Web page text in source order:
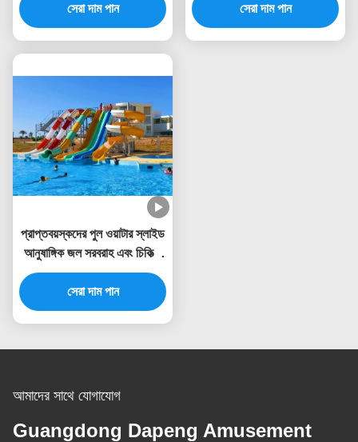
সেরা দাম পান
সেরা দাম পান
প্রাপ্তবয়স্কদের পুল ওয়াটার স্লাইড
আনুষাঙ্গিক জল সরবরাহ এবং চিকিত্সা
সিস্টেম অন্তর্ভুক্ত
সেরা দাম পান
আমাদের সাথে যোগাযোগ
Guangdong Dapeng Amusement